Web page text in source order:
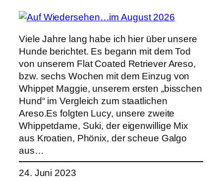
Viele Jahre lang habe ich hier über unsere
Hunde berichtet. Es begann mit dem Tod
von unserem Flat Coated Retriever Areso,
bzw. sechs Wochen mit dem Einzug von
Whippet Maggie, unserem ersten „bisschen
Hund“ im Vergleich zum staatlichen
Areso.Es folgten Lucy, unsere zweite
Whippetdame, Suki, der eigenwillige Mix
aus Kroatien, Phönix, der scheue Galgo
aus…
24. Juni 2023